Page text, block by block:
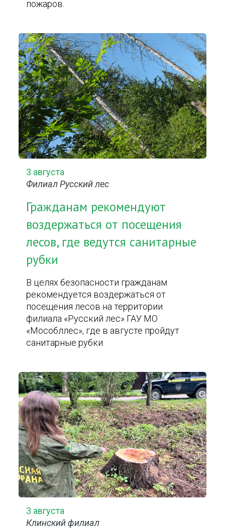
пожаров.
3 августа
Филиал Русский лес
Гражданам рекомендуют
воздержаться от посещения
лесов, где ведутся санитарные
рубки
В целях безопасности гражданам
рекомендуется воздержаться от
посещения лесов на территории
филиала «Русский лес» ГАУ МО
«Мособллес», где в августе пройдут
санитарные рубки.
3 августа
Клинский филиал